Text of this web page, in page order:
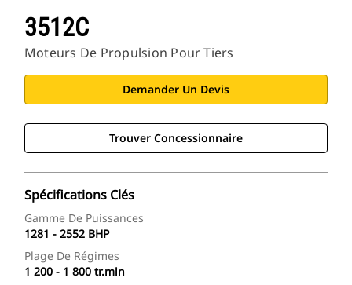
3512C
Moteurs De Propulsion Pour Tiers
Demander Un Devis
Trouver Concessionnaire
Spécifications Clés
Gamme De Puissances
1281 - 2552 BHP
Plage De Régimes
1 200 - 1 800 tr.min